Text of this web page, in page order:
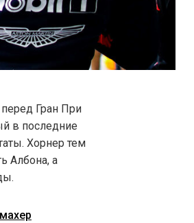
Гран При
в последние
Хорнер тем
Албона, а